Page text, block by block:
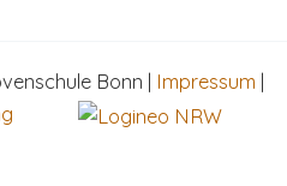
Bonn | Impressum